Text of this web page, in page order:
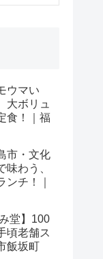
ウマい
大ボリュ
食！｜福
市・文化
味わう、
ンチ！｜
堂】100
頃老舗ス
飯坂町